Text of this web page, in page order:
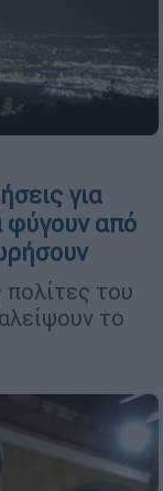
για
φύγουν από
του
το